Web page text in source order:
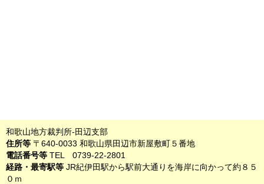
和歌山地方裁判所-田辺支部
住所等 〒640-0033 和歌山県田辺市新屋敷町５番地
電話番号等 TEL 0739-22-2801
経路・最寄駅等 JR紀伊田駅から駅前大通りを海岸に向かって約８５
０ｍ